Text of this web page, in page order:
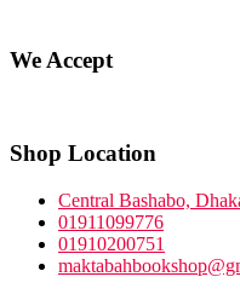
We Accept
Shop Location
Central Bashabo,
01911099776
01910200751